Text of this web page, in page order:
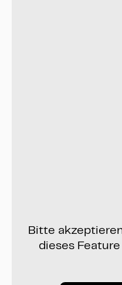
Bitte
dieses